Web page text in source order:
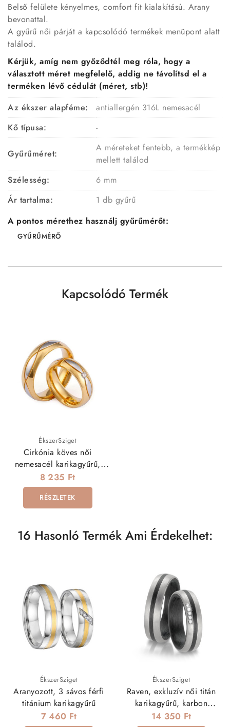
Belső felülete kényelmes, comfort fit kialakítású. Arany
bevonattal.
A gyűrű női párját a kapcsolódó termékek menüpont alatt
találod.
Kérjük, amíg nem győződtél meg róla, hogy a
választott méret megfelelő, addig ne távolítsd el a
terméken lévő cédulát (méret, stb)!
Az ékszer alapféme:
antiallergén 316L nemesacél
Kő típusa:
-
Gyűrűméret:
A méreteket fentebb, a termékkép
mellett találod
Szélesség:
6 mm
Ár tartalma:
1 db gyűrű
A pontos mérethez használj gyűrűmérőt:
GYŰRŰMÉRŐ
Kapcsolódó Termék
ÉkszerSziget
Cirkónia köves női
nemesacél karikagyűrű,
hullám mintával
8 235 Ft
RÉSZLETEK
16 Hasonló Termék Ami Érdekelhet:
ÉkszerSziget
Aranyozott, 3 sávos férfi
titánium karikagyűrű
7 460 Ft
ÉkszerSziget
Raven, exkluzív női titán
karikagyűrű, karbon
betéttel
14 350 Ft